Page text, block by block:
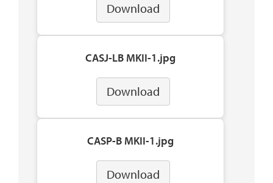
Download
CASJ-LB MKII-1.jpg
Download
CASP-B MKII-1.jpg
Download